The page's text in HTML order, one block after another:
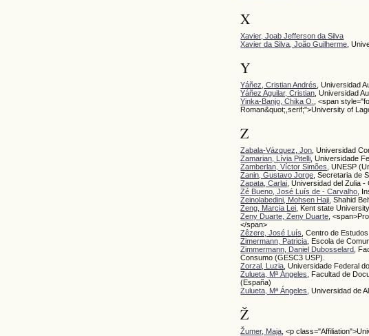
X
Xavier, Joab Jefferson da Silva
Xavier da Silva, João Guilherme ,
Y
Yáñez, Cristian Andrés , Universidad
Yáñez Aguilar, Cristian , Universidad
Yinka-Banjo, Chika O.
, <span
Roman&quot;,serif;">University of
Z
Zabala-Vázquez, Jon , Universidad
Zamarian, Lívia Pitelli , Universidade
Zamberlan, Víctor Simões , UNESP
Zanin, Gustavo Jorge , Secretaria de
Zapata, Carlai , Universidad del Zulia -
Zé Bueno, José Luís de - Carvalho ,
Zeinolabedini, Mohsen Haji , Shahid
Zeng, Marcia Lei , Kent state University
Zeny Duarte, Zeny Duarte ,
</span>
Zêzere, José Luís , Centro de
Zimermann, Patricia , Escola de
Zimmermann, Daniel Dubosselard ,
Consumo (GESC3 USP).
Zorzal, Luzia , Universidade Federal
Zulueta, Mª Ángeles
, Facultad de
(España)
Zulueta, Mª Ángeles , Universidad de
Ž
Žumer, Maja , <p